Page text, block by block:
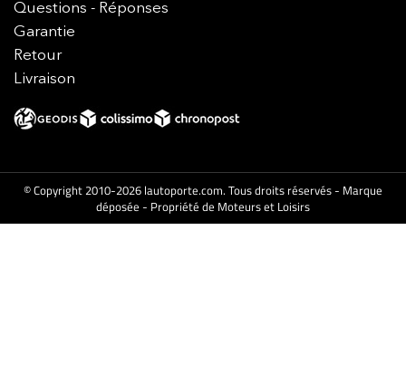
Questions - Réponses
Garantie
Retour
Livraison
© Copyright 2010-2026 lautoporte.com. Tous droits réservés - Marque
déposée - Propriété de Moteurs et Loisirs